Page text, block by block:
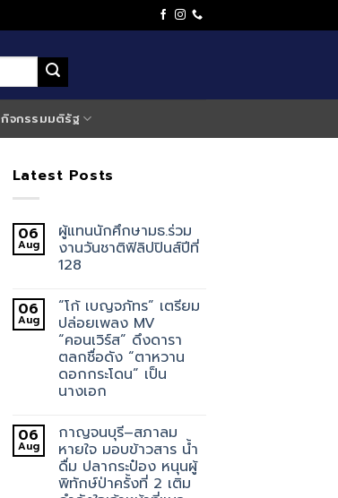
กิจกรรมมติรัฐ
Latest Posts
06
Aug
ผู้แทนนักศึกษามธ.ร่วม
งานวันชาติฟิลิปปินส์ปีที่
128
06
Aug
“โก้ เบญจภัทร” เตรียม
ปล่อยเพลง MV
“คอนเวิร์ส” ดึงดารา
ตลกชื่อดัง “ตาหวาน
ดอกกระโดน” เป็น
นางเอก
06
Aug
กาญจนบุรี–สภาลม
หายใจ มอบข้าวสาร น้ำ
ดื่ม ปลากระป๋อง หนุนผู้
พิทักษ์ป่าครั้งที่ 2 เติม